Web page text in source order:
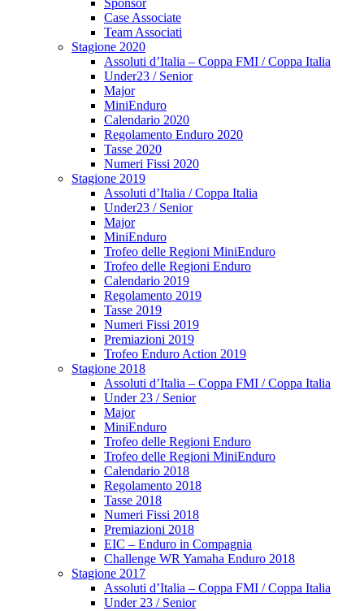
Case Associate
Team Associati
Stagione 2020
Assoluti d’Italia – Coppa FMI / Coppa Italia
Under23 / Senior
Major
MiniEnduro
Calendario 2020
Regolamento Enduro 2020
Tasse 2020
Numeri Fissi 2020
Stagione 2019
Assoluti d’Italia / Coppa Italia
Under23 / Senior
Major
MiniEnduro
Trofeo delle Regioni MiniEnduro
Trofeo delle Regioni Enduro
Calendario 2019
Regolamento 2019
Tasse 2019
Numeri Fissi 2019
Premiazioni 2019
Trofeo Enduro Action 2019
Stagione 2018
Assoluti d’Italia – Coppa FMI / Coppa Italia
Under 23 / Senior
Major
MiniEnduro
Trofeo delle Regioni Enduro
Trofeo delle Regioni MiniEnduro
Calendario 2018
Regolamento 2018
Tasse 2018
Numeri Fissi 2018
Premiazioni 2018
EIC – Enduro in Compagnia
Challenge WR Yamaha Enduro 2018
Stagione 2017
Assoluti d’Italia – Coppa FMI / Coppa Italia
Under 23 / Senior